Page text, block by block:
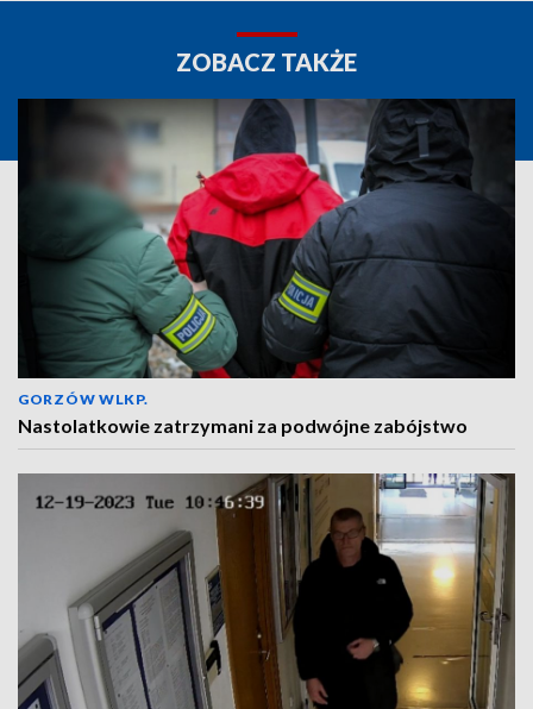
ZOBACZ TAKŻE
GORZÓW WLKP.
Nastolatkowie zatrzymani za podwójne zabójstwo